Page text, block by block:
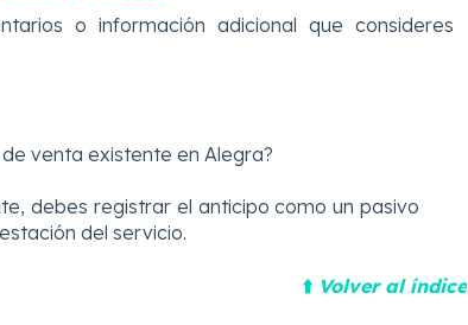
o información adicional que consideres
venta existente en Alegra?
debes registrar el anticipo como un pasivo
del servicio.
⬆️ Volver al índice